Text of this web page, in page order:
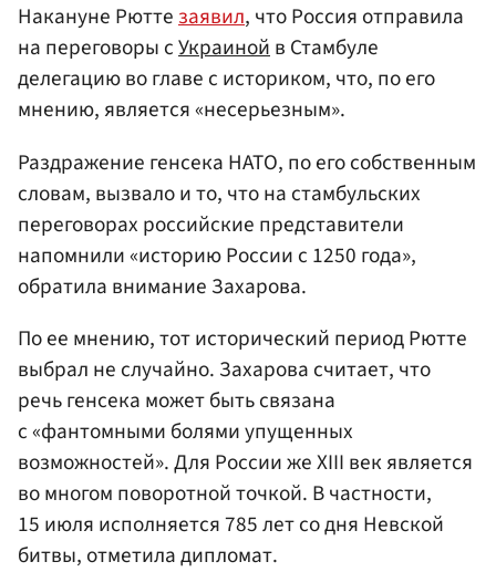
Накануне Рюттезаявил, что Россия отправила
на переговоры сУкраинойв Стамбуле
делегацию во главе с историком, что, по его
мнению, является «несерьезным».
Раздражение генсека НАТО, по его собственным
словам, вызвало и то, что на стамбульских
переговорах российские представители
напомнили «историю России с 1250 года»,
обратила внимание Захарова.
По ее мнению, тот исторический период Рютте
выбрал не случайно. Захарова считает, что
речь генсека может быть связана
с «фантомными болями упущенных
возможностей». Для России же XIII век является
во многом поворотной точкой. В частности,
15 июля исполняется 785 лет со дня Невской
битвы, отметила дипломат.